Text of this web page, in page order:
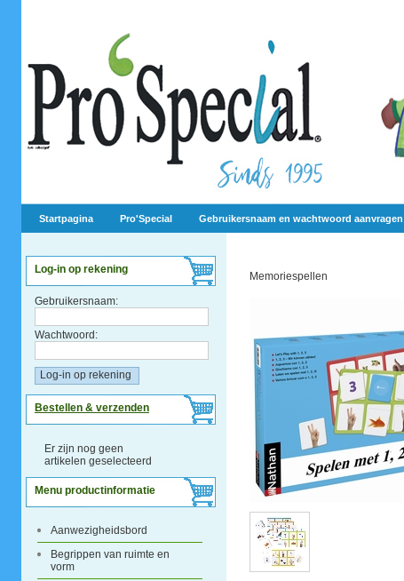
Startpagina Pro'Special Gebruikersnaam en wachtwoord aanvragen
Log-in op rekening
Gebruikersnaam:
Wachtwoord:
Bestellen & verzenden
Er zijn nog geen
artikelen geselecteerd
Menu productinformatie
Aanwezigheidsbord
Begrippen van ruimte en
vorm
Memoriespellen